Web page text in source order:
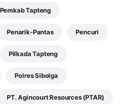
Pemkab Tapteng
Penarik-Pantas Pencuri
Pilkada Tapteng
Polres Sibolga
PT. Agincourt Resources (PTAR)